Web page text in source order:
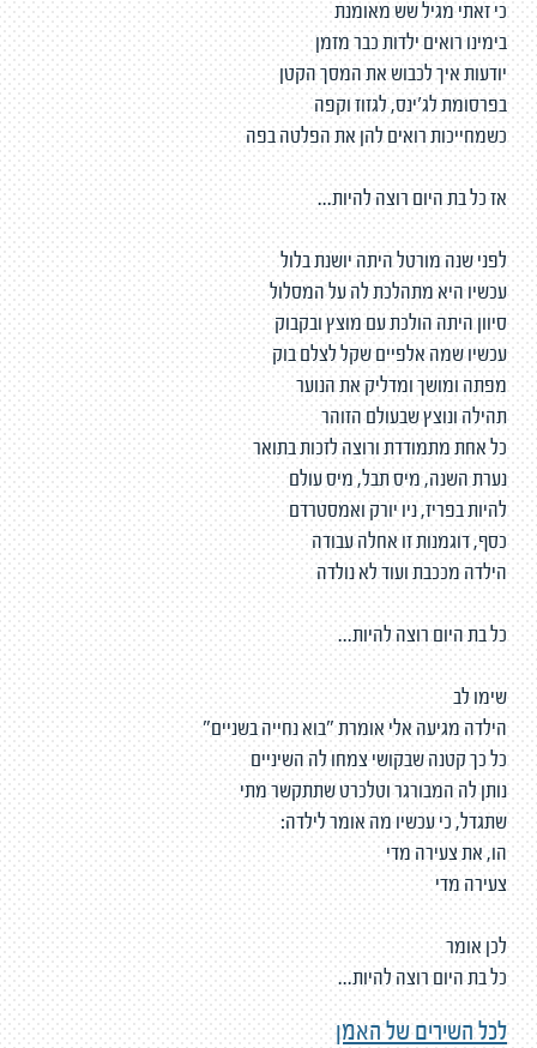
כי זאתי מגיל שש מאומנת
בימינו רואים ילדות כבר מזמן
יודעות איך לכבוש את המסך הקטן
בפרסומת לג'ינס, לגזוז וקפה
כשמחייכות רואים להן את הפלטה בפה
אז כל בת היום רוצה להיות...
לפני שנה מורטל היתה יושנת בלול
עכשיו היא מתהלכת לה על המסלול
סיוון היתה הולכת עם מוצץ ובקבוק
עכשיו שמה אלפיים שקל לצלם בוק
מפתה ומושך ומדליק את הנוער
תהילה ונוצץ שבעולם הזוהר
כל אחת מתמודדת ורוצה לזכות בתואר
נערת השנה, מיס תבל, מיס עולם
להיות בפריז, ניו יורק ואמסטרדם
כסף, דוגמנות זו אחלה עבודה
הילדה מככבת ועוד לא נולדה
כל בת היום רוצה להיות...
שימו לב
הילדה מגיעה אלי אומרת "בוא נחייה בשניים"
כל כך קטנה שבקושי צמחו לה השיניים
נותן לה המבורגר וטלכרט שתתקשר מתי
שתגדל, כי עכשיו מה אומר לילדה:
הו, את צעירה מדי
צעירה מדי
לכן אומר
כל בת היום רוצה להיות...
לכל השירים של האמן